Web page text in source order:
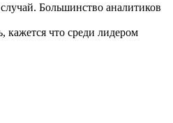
Большинство аналитиков
кажется что среди лидером